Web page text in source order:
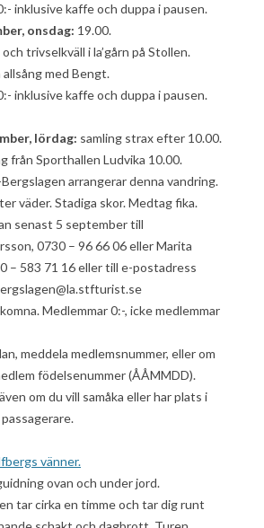
inklusive kaffe och duppa i pausen.
onsdag: 19.00.
trivselkväll i la’gårn på Stollen.
med Bengt.
inklusive kaffe och duppa i pausen.
lördag: samling strax efter 10.00.
från Sporthallen Ludvika 10.00.
Bergslagen arrangerar denna vandring.
väder. Stadiga skor. Medtag fika.
senast 5 september till
0730 – 96 66 06 eller Marita
– 583 71 16 eller till e-postadress
Medlemmar 0:-, icke medlemmar
meddela medlemsnummer, eller om
födelsenummer (ÅÅMMDD).
om du vill samåka eller har plats i
vänner.
ovan och under jord.
tar cirka en timme och tar dig runt